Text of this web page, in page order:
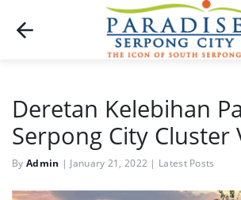
Deretan Kelebihan
Serpong City Cluster
By Admin | January 21, 2022 | Latest Posts